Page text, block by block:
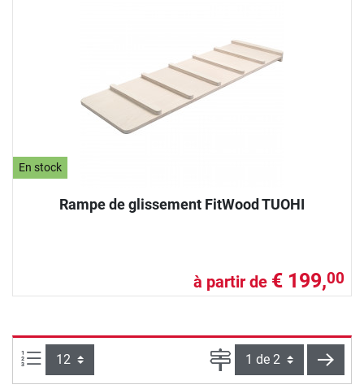
En stock
Rampe de glissement FitWood TUOHI
à partir de € 199,00
Articles par page : Page